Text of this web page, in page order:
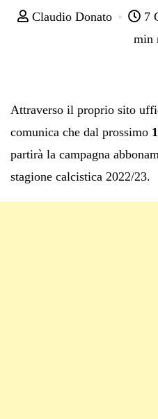
Claudio Donato 7
min
Attraverso il proprio sito
comunica che dal prossimo
partirà la campagna
stagione calcistica 2022/23.